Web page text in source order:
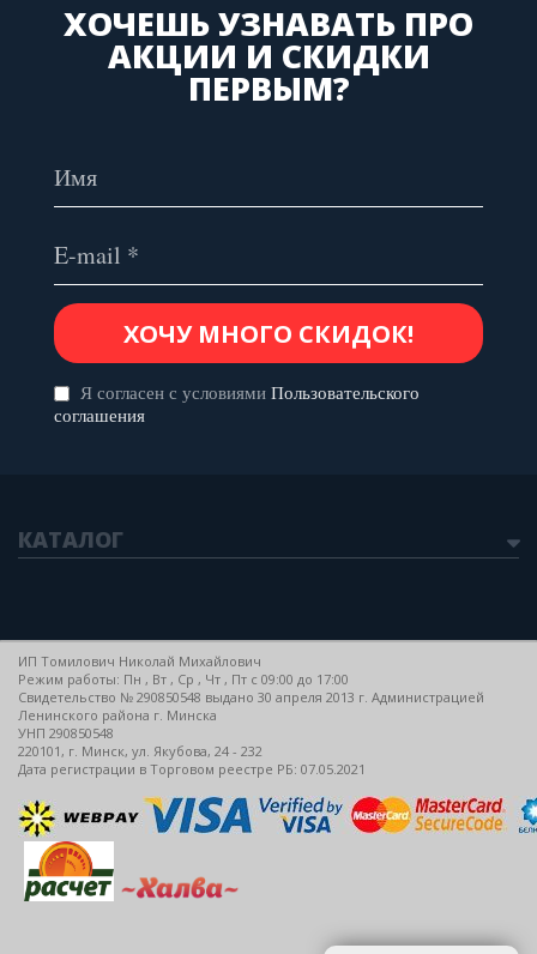
ХОЧЕШЬ УЗНАВАТЬ ПРО
АКЦИИ И СКИДКИ
ПЕРВЫМ?
Я согласен с условиями Пользовательского
соглашения
КАТАЛОГ
ИП Томилович Николай Михайлович
Режим работы: Пн , Вт , Ср , Чт , Пт c 09:00 до 17:00
Свидетельство № 290850548 выдано 30 апреля 2013 г. Администрацией
Ленинского района г. Минска
УНП 290850548
220101, г. Минск, ул. Якубова, 24 - 232
Дата регистрации в Торговом реестре РБ: 07.05.2021